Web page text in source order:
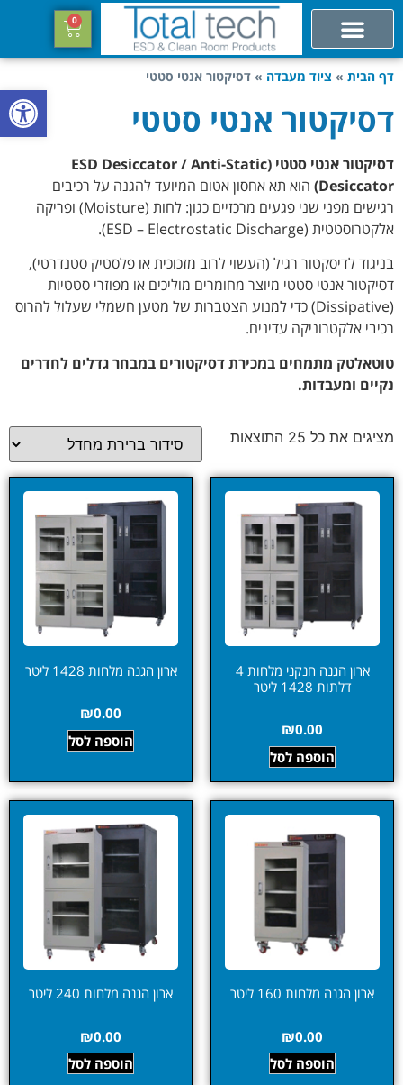
פתח
0
דף הבית » ציוד מעבדה » דסיקטור אנטי סטטי
דסיקטור אנטי סטטי
דסיקטור אנטי סטטי (ESD Desiccator / Anti-Static
Desiccator) הוא תא אחסון אטום המיועד להגנה על רכיבים
רגישים מפני שני פגעים מרכזיים כגון: לחות (Moisture) ופריקה
אלקטרוסטטית (ESD – Electrostatic Discharge).
בניגוד לדיסקטור רגיל (העשוי לרוב מזכוכית או פלסטיק סטנדרטי),
דסיקטור אנטי סטטי מיוצר מחומרים מוליכים או מפוזרי סטטיות
(Dissipative) כדי למנוע הצטברות של מטען חשמלי שעלול להרוס
רכיבי אלקטרוניקה עדינים.
טוטאלטק מתמחים במכירת דסיקטורים במבחר גדלים לחדרים
נקיים ומעבדות.
מציגים את כל ⁦25⁩ התוצאות
ארון הגנה חנקני מלחות 4
דלתות 1428 ליטר
₪0.00
הוספה לסל
ארון הגנה מלחות 1428 ליטר
₪0.00
הוספה לסל
ארון הגנה מלחות 160 ליטר
₪0.00
הוספה לסל
ארון הגנה מלחות 240 ליטר
₪0.00
הוספה לסל